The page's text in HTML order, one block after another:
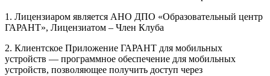
1. Лицензиаром является АНО ДПО «Образовательный центр
ГАРАНТ», Лицензиатом – Член Клуба
2. Клиентское Приложение ГАРАНТ для мобильных
устройств — программное обеспечение для мобильных
устройств, позволяющее получить доступ через